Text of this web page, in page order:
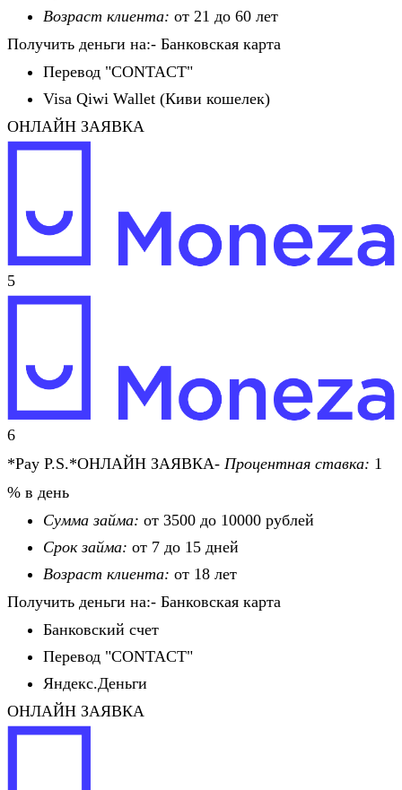
Возраст клиента: от 21 до 60 лет
Получить деньги на:- Банковская карта
Перевод "CONTACT"
Visa Qiwi Wallet (Киви кошелек)
ОНЛАЙН ЗАЯВКА
5
6
*Pay P.S.*ОНЛАЙН ЗАЯВКА- Процентная ставка: 1
% в день
Сумма займа: от 3500 до 10000 рублей
Срок займа: от 7 до 15 дней
Возраст клиента: от 18 лет
Получить деньги на:- Банковская карта
Банковский счет
Перевод "CONTACT"
Яндекс.Деньги
ОНЛАЙН ЗАЯВКА